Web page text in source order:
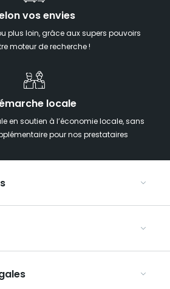
vos envies
plus loin, grâce aux supers pouvoirs
moteur de recherche !
locale
en soutien à l’économie locale, sans
pour nos prestataires
Grand Est
Est
en groupe